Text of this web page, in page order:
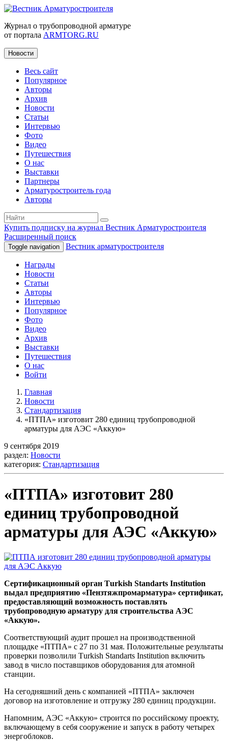
Журнал о трубопроводной арматуре
от портала ARMTORG.RU
Новости
Весь сайт
Популярное
Авторы
Архив
Новости
Статьи
Интервью
Фото
Видео
Путешествия
О нас
Выставки
Партнеры
Арматуростроитель года
Авторы
Купить подписку на журнал Вестник Арматуростроителя
Расширенный поиск
Toggle navigation Вестник арматуростроителя
Награды
Новости
Статьи
Авторы
Интервью
Популярное
Фото
Видео
Архив
Выставки
Путешествия
О нас
Войти
Главная
Новости
Стандартизация
«ПТПА» изготовит 280 единиц трубопроводной
арматуры для АЭС «Аккую»
9 сентября 2019
раздел: Новости
категория: Стандартизация
«ПТПА» изготовит 280
единиц трубопроводной
арматуры для АЭС «Аккую»
Сертификационный орган Тurkish Standarts Institution
выдал предприятию «Пензтяжпромарматура» сертификат,
предоставляющий возможность поставлять
трубопроводную арматуру для строительства АЭС
«Аккую».
Соответствующий аудит прошел на производственной
площадке «ПТПА» с 27 по 31 мая. Положительные результаты
проверки позволили Тurkish Standarts Institution включить
завод в число поставщиков оборудования для атомной
станции.
На сегодняшний день с компанией «ПТПА» заключен
договор на изготовление и отгрузку 280 единиц продукции.
Напомним, АЭС «Аккую» строится по российскому проекту,
включающему в себя сооружение и запуск в работу четырех
энергоблоков.